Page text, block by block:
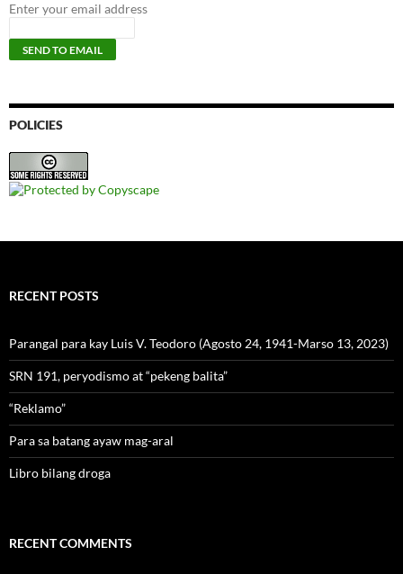
Enter your email address
POLICIES
RECENT POSTS
Parangal para kay Luis V. Teodoro (Agosto 24, 1941-Marso 13, 2023)
SRN 191, peryodismo at “pekeng balita”
“Reklamo”
Para sa batang ayaw mag-aral
Libro bilang droga
RECENT COMMENTS